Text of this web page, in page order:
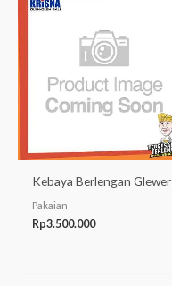
Kebaya Berlengan Glewer
Pakaian
Rp3.500.000